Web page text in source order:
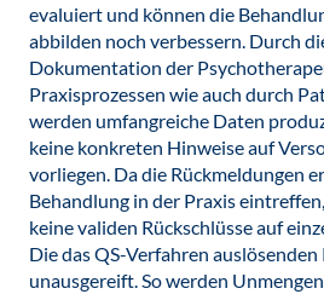
evaluiert und können die
abbilden noch verbessern. Durch
Dokumentation der
Praxisprozessen wie auch durch
werden umfangreiche Daten
keine konkreten Hinweise auf
vorliegen. Da die Rückmeldungen
Behandlung in der Praxis
keine validen Rückschlüsse auf
Die das QS-Verfahren
unausgereift. So werden